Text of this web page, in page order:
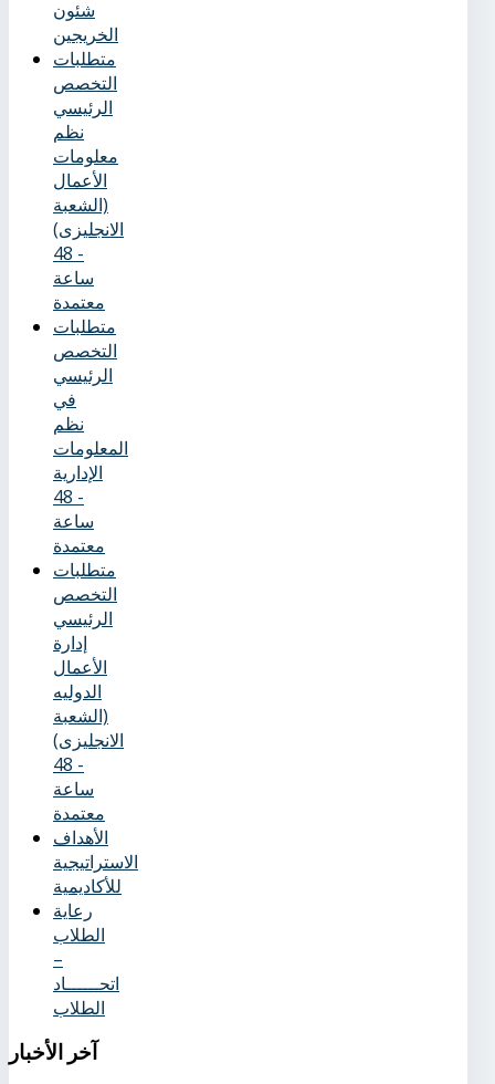
شئون
الخريجين
متطلبات
التخصص
الرئيسي
نظم
معلومات
الأعمال
(الشعبة
الانجليزى)
- 48
ساعة
معتمدة
متطلبات
التخصص
الرئيسي
في
نظم
المعلومات
الإدارية
- 48
ساعة
معتمدة
متطلبات
التخصص
الرئيسي
إدارة
الأعمال
الدوليه
(الشعبة
الانجليزى)
- 48
ساعة
معتمدة
الأهداف
الاستراتيجية
للأكاديمية
رعاية
الطلاب
–
اتحــــــاد
الطلاب
آخر
الأخبار